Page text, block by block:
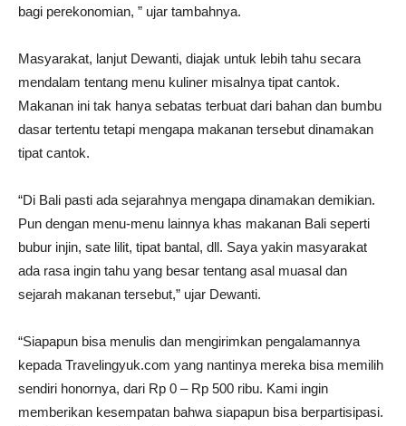
bagi perekonomian, ” ujar tambahnya.
Masyarakat, lanjut Dewanti, diajak untuk lebih tahu secara
mendalam tentang menu kuliner misalnya tipat cantok.
Makanan ini tak hanya sebatas terbuat dari bahan dan bumbu
dasar tertentu tetapi mengapa makanan tersebut dinamakan
tipat cantok.
“Di Bali pasti ada sejarahnya mengapa dinamakan demikian.
Pun dengan menu-menu lainnya khas makanan Bali seperti
bubur injin, sate lilit, tipat bantal, dll. Saya yakin masyarakat
ada rasa ingin tahu yang besar tentang asal muasal dan
sejarah makanan tersebut,” ujar Dewanti.
“Siapapun bisa menulis dan mengirimkan pengalamannya
kepada Travelingyuk.com yang nantinya mereka bisa memilih
sendiri honornya, dari Rp 0 – Rp 500 ribu. Kami ingin
memberikan kesempatan bahwa siapapun bisa berpartisipasi.